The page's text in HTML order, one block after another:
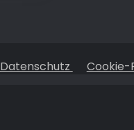
Datenschutz Cookie-